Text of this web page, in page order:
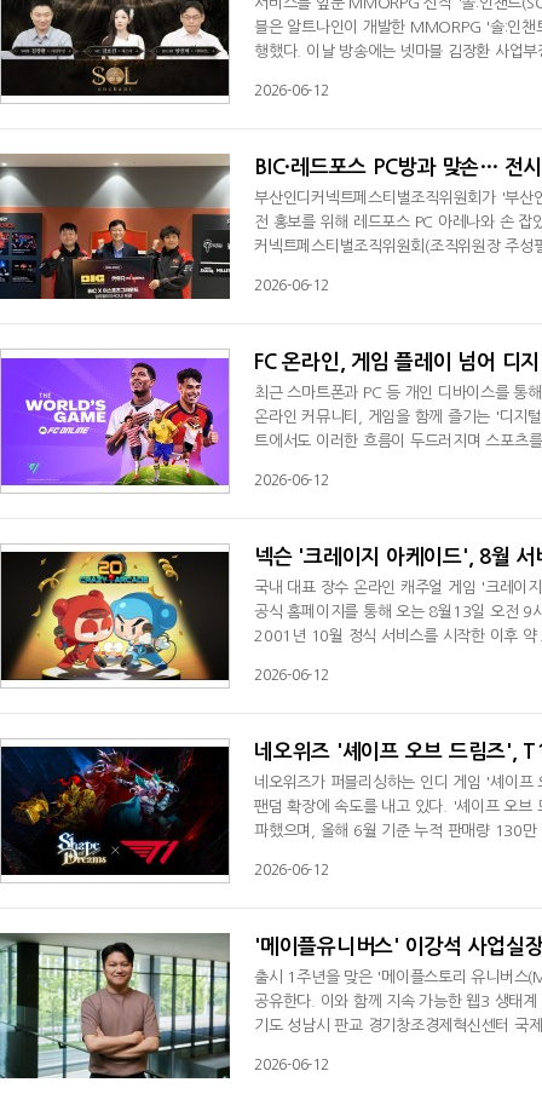
블은 알트나인이 개발한 MMORPG '솔:인
행했다. 이날 방송에는 넷마블 김장환 사업
'스쿼드 모드(Squad Mode)'다. 이 시스템은
2026-06-12
BIC·레드포스 PC방과 맞손… 전
부산인디커넥트페스티벌조직위원회가 '부
전 홍보를 위해 레드포스 PC 아레나와 손 잡
커넥트페스티벌조직위원회(조직위원장 주
성과 인프라 구축에 협력한다. 신설되는
2026-06-12
FC 온라인, 게임 플레이 넘어 디
최근 스마트폰과 PC 등 개인 디바이스를 통
온라인 커뮤니티, 게임을 함께 즐기는 '디지
트에서도 이러한 흐름이 두드러지며 스포츠
이며 중계 시청과 게임 플레이를 하나의 경
2026-06-12
넥슨 '크레이지 아케이드', 8월 서
국내 대표 장수 온라인 캐주얼 게임 '크레이
공식 홈페이지를 통해 오는 8월13일 오전 9
2001년 10월 정식 서비스를 시작한 이후
기를 얻으며 국내 PC방 문화의 성장과 함께
2026-06-12
네오위즈 '셰이프 오브 드림즈',
네오위즈가 퍼블리싱하는 인디 게임 '셰이
팬덤 확장에 속도를 내고 있다. '셰이프 오
파했으며, 올해 6월 기준 누적 판매량 130만
께하는 라이브 서비스 운영과 지속적인 콘
2026-06-12
'메이플유니버스' 이강석 사업실
출시 1주년을 맞은 '메이플스토리 유니버스
공유한다. 이와 함께 지속 가능한 웹3 생태
기도 성남시 판교 경기창조경제혁신센터 국
니버스 1주년, 검증된 경제를 넘어 MSU
2026-06-12